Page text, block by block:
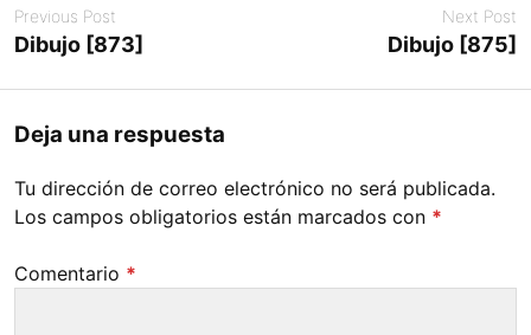
Previous Post
Dibujo [873]
Next Post
Dibujo [875]
Deja una respuesta
Tu dirección de correo electrónico no será publicada.
Los campos obligatorios están marcados con *
Comentario *